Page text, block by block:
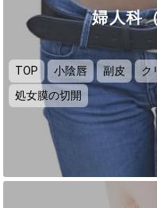
婦人科
TOP 小陰唇 副皮 ク
処女膜の切開